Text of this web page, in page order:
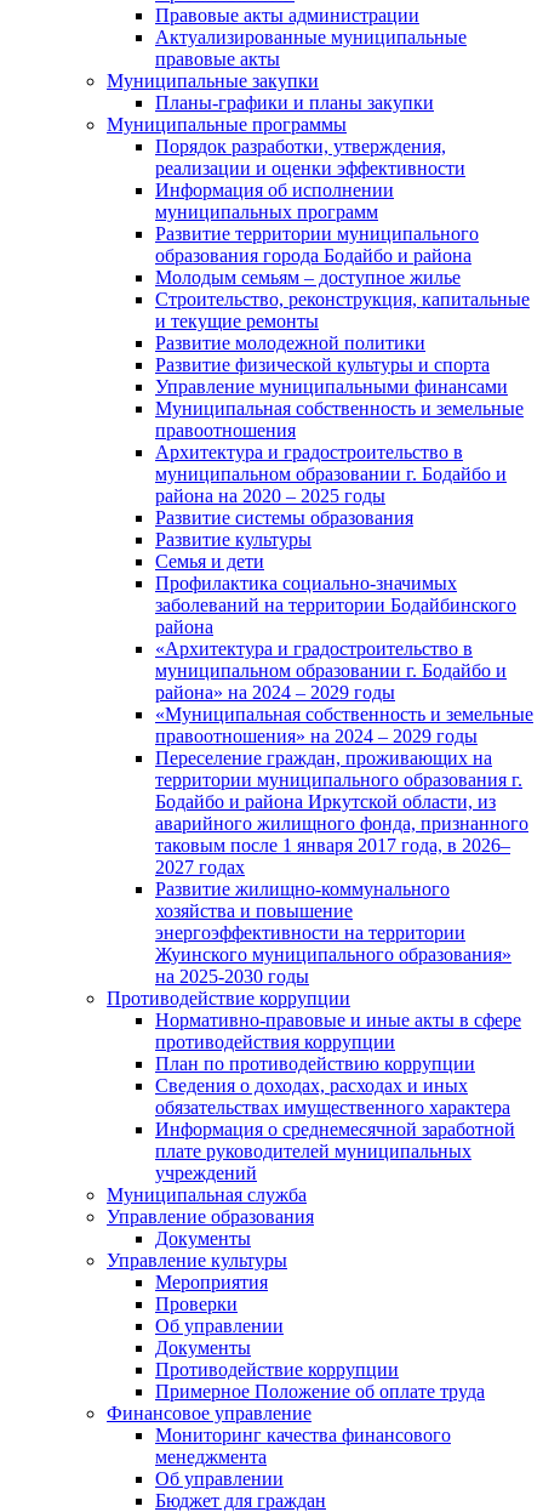
Правовые акты администрации
Актуализированные муниципальные
правовые акты
Муниципальные закупки
Планы-графики и планы закупки
Муниципальные программы
Порядок разработки, утверждения,
реализации и оценки эффективности
Информация об исполнении
муниципальных программ
Развитие территории муниципального
образования города Бодайбо и района
Молодым семьям – доступное жилье
Строительство, реконструкция, капитальные
и текущие ремонты
Развитие молодежной политики
Развитие физической культуры и спорта
Управление муниципальными финансами
Муниципальная собственность и земельные
правоотношения
Архитектура и градостроительство в
муниципальном образовании г. Бодайбо и
района на 2020 – 2025 годы
Развитие системы образования
Развитие культуры
Семья и дети
Профилактика социально-значимых
заболеваний на территории Бодайбинского
района
«Архитектура и градостроительство в
муниципальном образовании г. Бодайбо и
района» на 2024 – 2029 годы
«Муниципальная собственность и земельные
правоотношения» на 2024 – 2029 годы
Переселение граждан, проживающих на
территории муниципального образования г.
Бодайбо и района Иркутской области, из
аварийного жилищного фонда, признанного
таковым после 1 января 2017 года, в 2026–
2027 годах
Развитие жилищно-коммунального
хозяйства и повышение
энергоэффективности на территории
Жуинского муниципального образования»
на 2025-2030 годы
Противодействие коррупции
Нормативно-правовые и иные акты в сфере
противодействия коррупции
План по противодействию коррупции
Сведения о доходах, расходах и иных
обязательствах имущественного характера
Информация о среднемесячной заработной
плате руководителей муниципальных
учреждений
Муниципальная служба
Управление образования
Документы
Управление культуры
Мероприятия
Проверки
Об управлении
Документы
Противодействие коррупции
Примерное Положение об оплате труда
Финансовое управление
Мониторинг качества финансового
менеджмента
Об управлении
Бюджет для граждан